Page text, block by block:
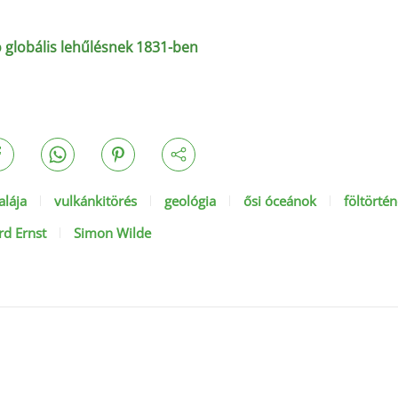
lehűlésnek 1831-ben
vulkánkitörés geológia ősi óceánok
Ernst
Simon Wilde